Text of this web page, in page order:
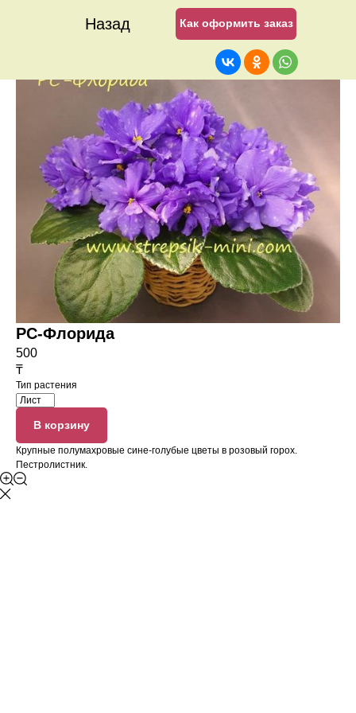
Назад Как оформить заказ
РС-Флорида
500
₸
Тип растения
В корзину
Крупные полумахровые сине-голубые цветы в розовый горох.
Пестролистник.